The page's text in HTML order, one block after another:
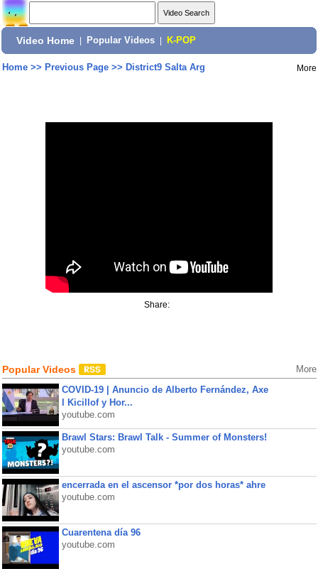
Video Home Popular Videos K-POP
Home>> Previous Page>> District9 Salta Arg More
Share:
Popular Videos More
COVID-19 | Anuncio de Alberto Fernández, Axe
l Kicillof y Hor...
youtube.com
Brawl Stars: Brawl Talk - Summer of Monsters!
youtube.com
encerrada en el ascensor *por dos horas* ahre
youtube.com
Cuarentena día 96
youtube.com